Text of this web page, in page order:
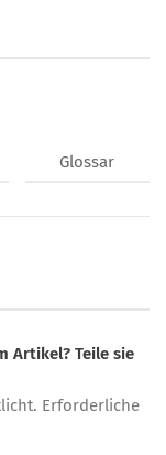
Glossar
Artikel? Teile sie
Erforderliche